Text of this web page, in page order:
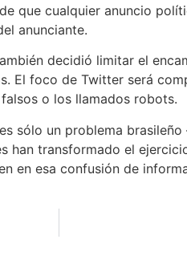
que cualquier anuncio
anunciante.
decidió limitar el
. El foco de Twitter será
o los llamados robots.
sólo un problema
han transformado el
en esa confusión de